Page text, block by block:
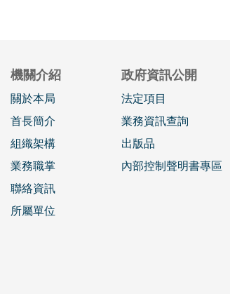
機關介紹
關於本局
首長簡介
組織架構
業務職掌
聯絡資訊
所屬單位
政府資訊公開
法定項目
業務資訊查詢
出版品
內部控制聲明書專區